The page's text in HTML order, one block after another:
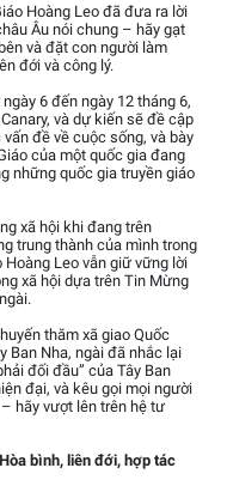
Hoàng Leo đã đưa ra lời
Âu nói chung – hãy gạt
và đặt con người làm
đới và công lý.
6 đến ngày 12 tháng 6,
và dự kiến sẽ đề cập
đề về cuộc sống, và bày
của một quốc gia đang
những quốc gia truyền giáo
xã hội khi đang trên
trung thành của mình trong
Leo vẫn giữ vững lời
xã hội dựa trên Tin Mừng
thăm xã giao Quốc
Ban Nha, ngài đã nhắc lại
đối đầu” của Tây Ban
đại, và kêu gọi mọi người
hãy vượt lên trên hệ tư
bình, liên đới, hợp tác